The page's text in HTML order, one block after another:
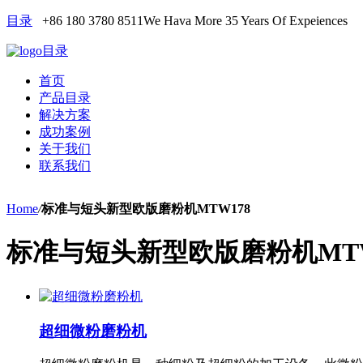
目录 +86 180 3780 8511We Hava More 35 Years Of Expeiences
目录
首页
产品目录
解决方案
成功案例
关于我们
联系我们
Home/标准与短头新型欧版磨粉机MTW178
标准与短头新型欧版磨粉机
超细微粉磨粉机